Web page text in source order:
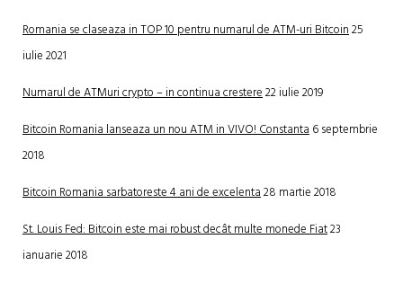
Romania se claseaza in TOP 10 pentru numarul de ATM-uri Bitcoin25
iulie 2021
Numarul de ATMuri crypto – in continua crestere22 iulie 2019
Bitcoin Romania lanseaza un nou ATM in VIVO! Constanta6 septembrie
2018
Bitcoin Romania sarbatoreste 4 ani de excelenta28 martie 2018
St. Louis Fed: Bitcoin este mai robust decât multe monede Fiat23
ianuarie 2018